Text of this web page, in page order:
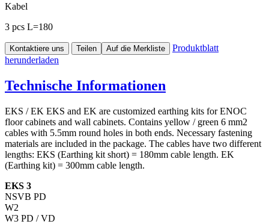
Kabel
3 pcs L=180
Kontaktiere uns Teilen Auf die Merkliste
Produktblatt
herunderladen
Technische Informationen
EKS / EK EKS and EK are customized earthing kits for ENOC
floor cabinets and wall cabinets. Contains yellow / green 6 mm2
cables with 5.5mm round holes in both ends. Necessary fastening
materials are included in the package. The cables have two different
lengths: EKS (Earthing kit short) = 180mm cable length. EK
(Earthing kit) = 300mm cable length.
EKS 3
NSVB PD
W2
W3 PD / VD